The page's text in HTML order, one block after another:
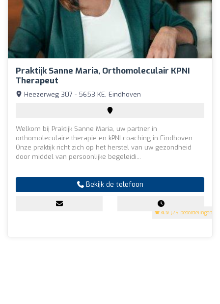
Praktijk Sanne Maria, Orthomoleculair KPNI
Therapeut
4.9 (29 beoordelingen)
Heezerweg 307 - 5653 KE, Eindhoven
Welkom bij Praktijk Sanne Maria, uw partner in
orthomoleculaire therapie en kPNI coaching in Eindhoven.
Onze praktijk richt zich op het herstel van uw gezondheid
door middel van persoonlijke begeleidi...
Bekijk de telefoon